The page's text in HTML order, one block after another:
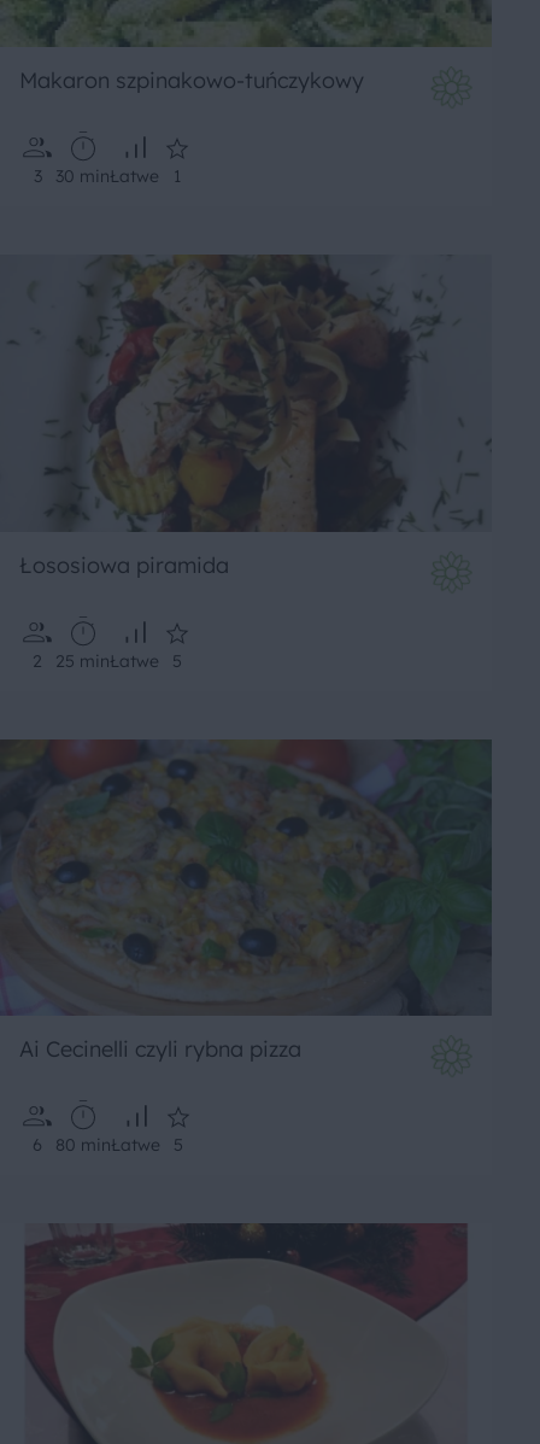
Makaron szpinakowo-tuńczykowy
3 30 minŁatwe 1
Łososiowa piramida
2 25 minŁatwe 5
Ai Cecinelli czyli rybna pizza
6 80 minŁatwe 5